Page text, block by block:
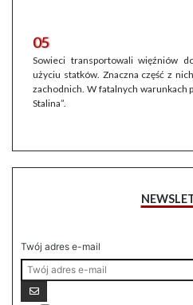
05
Sowieci transportowali więźniów
użyciu statków. Znaczna część z
zachodnich. W fatalnych
Stalina”.
Twój adres e-mail